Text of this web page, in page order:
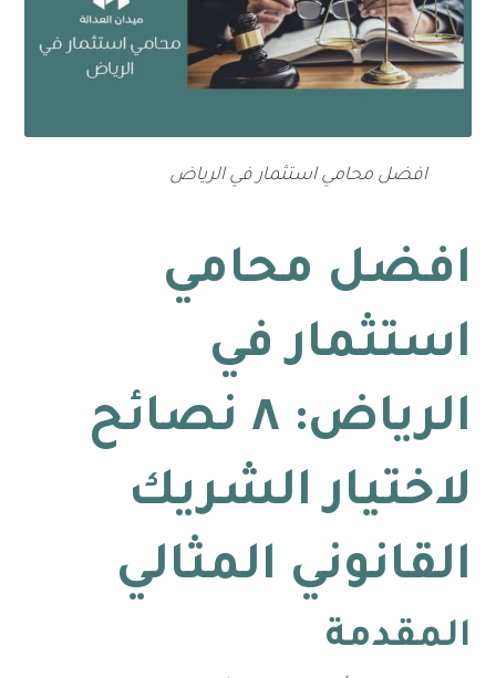
افضل محامي استثمار في الرياض
افضل محامي
استثمار في
الرياض: ٨ نصائح
لاختيار الشريك
القانوني المثالي
المقدمة